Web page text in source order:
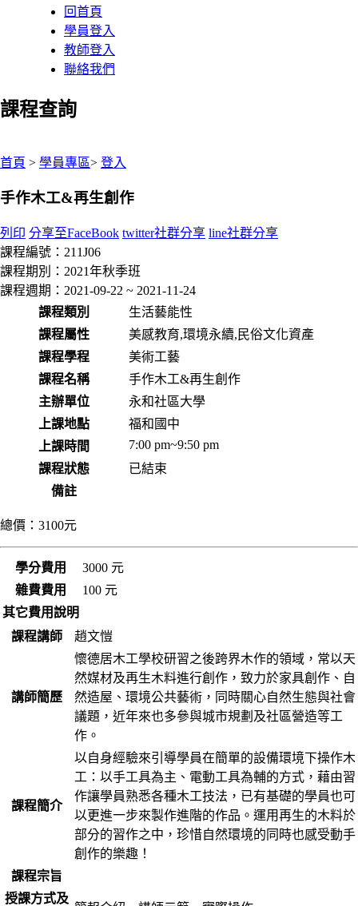
回首頁
學員登入
教師登入
聯絡我們
課程查詢
首頁 > 學員專區> 登入
手作木工&再生創作
列印 分享至FaceBook twitter社群分享 line社群分享
課程編號： 211J06
課程期別： 2021年秋季班
課程週期： 2021-09-22 ~ 2021-11-24
課程類別
生活藝能性
課程屬性
美感教育,環境永續,民俗文化資產
課程學程
美術工藝
課程名稱
手作木工&再生創作
主辦單位
永和社區大學
上課地點
福和國中
上課時間
7:00 pm~9:50 pm
課程狀態
已結束
備註
總價： 3100元
學分費用
3000 元
雜費費用
100 元
其它費用說明
課程講師
趙文愷
講師簡歷
懷德居木工學校研習之後跨界木作的領域，常以天
然媒材及再生木料進行創作，致力於家具創作、自
然造屋、環境公共藝術，同時關心自然生態與社會
議題，近年來也多參與城市規劃及社區營造等工
作。
課程簡介
以自身經驗來引導學員在簡單的設備環境下操作木
工：以手工具為主、電動工具為輔的方式，藉由習
作讓學員熟悉各種木工技法，已有基礎的學員也可
以更進一步來製作進階的作品。運用再生的木料於
部分的習作之中，珍惜自然環境的同時也感受動手
創作的樂趣！
課程宗旨
授課方式及